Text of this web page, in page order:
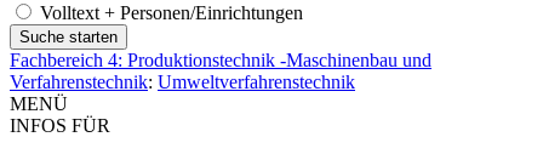
Volltext + Personen/Einrichtungen
Fachbereich 4: Produktionstechnik -Maschinenbau und
Verfahrenstechnik: Umweltverfahrenstechnik
MENÜ
INFOS FÜR